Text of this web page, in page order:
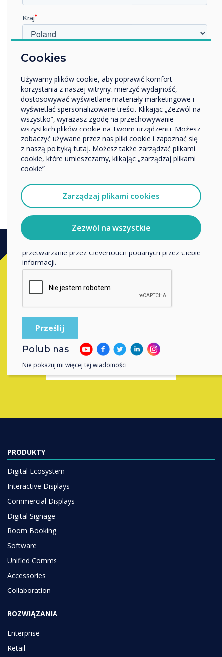
“
Dzieciom bardzo się podoba
dzielenie się historią, więc
usiądźcie razem i oglądajcie
razem z dzieckiem
Kup
Skontaktuj się z ekspertem
Clevertouch
Wypełnij ten formularz
PRODUKTY
Digital Ecosystem
Interactive Displays
Commercial Displays
Digital Signage
Room Booking
Software
Unified Comms
Accessories
Collaboration
ROZWIĄZANIA
Enterprise
Retail
Cookies
Używamy plików cookie, aby poprawić komfort
korzystania z naszej witryny, mierzyć wydajność,
dostosowywać wyświetlane materiały marketingowe i
wyświetlać spersonalizowane treści. Klikając „Zezwól na
wszystko”, wyrażasz zgodę na przechowywanie
wszystkich plików cookie na Twoim urządzeniu. Możesz
zobaczyć używane przez nas pliki cookie i zapoznać się
z naszą polityką tutaj. Możesz także zarządzać plikami
cookie, które umieszczamy, klikając „zarządzaj plikami
cookie”
Zarządzaj plikami cookies
Zezwól na wszystkie
Kraj
W jakiej branży pracujesz?
Przedsiębiorstwo
Inne
Nazwa firmy
Chcielibyśmy się z Tobą skontaktować w sprawie
naszych produktów i usług za pośrednictwem poczty
elektronicznej, telefonu lub poczty.
Clevertouch.
Aby uzyskać informacje o tym, jak gromadzimy i
wykorzystujemy Twoje dane osobowe, odwiedź naszą
politykę prywatności.
Klikając Wyślij, wyrażasz zgodę na przechowywanie i
przetwarzanie przez Clevertouch podanych przez Ciebie
informacji.
Polub nas
Nie pokazuj mi więcej tej wiadomości